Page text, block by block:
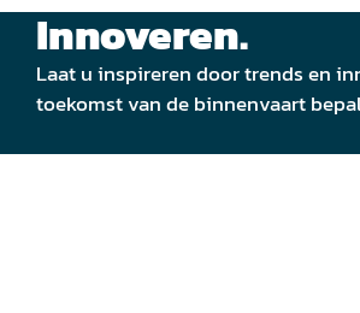
Innoveren.
Laat u inspireren door trends en
toekomst van de binnenvaart